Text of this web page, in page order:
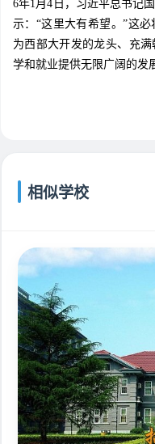
6年1月4日，习近平总书记
示：“这里大有希望。”这
为西部大开发的龙头、充
学和就业提供无限广阔的发
相似学校